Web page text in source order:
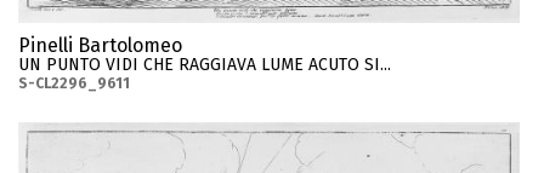
Pinelli Bartolomeo
UN PUNTO VIDI CHE RAGGIAVA LUME ACUTO SI...
S-CL2296_9611